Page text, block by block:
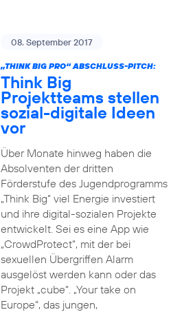
08. September 2017
„THINK BIG PRO“ ABSCHLUSS-PITCH:
Think Big
Projektteams stellen
sozial-digitale Ideen
vor
Über Monate hinweg haben die
Absolventen der dritten
Förderstufe des Jugendprogramms
„Think Big“ viel Energie investiert
und ihre digital-sozialen Projekte
entwickelt. Sei es eine App wie
„CrowdProtect“, mit der bei
sexuellen Übergriffen Alarm
ausgelöst werden kann oder das
Projekt „cube“. „Your take on
Europe“, das jungen,